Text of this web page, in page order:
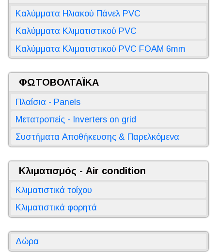
Καλύμματα Ηλιακού Πάνελ PVC
Καλύμματα Κλιματιστικού PVC
Καλύμματα Κλιματιστικού PVC FOAM 6mm
ΦΩΤΟΒΟΛΤΑΪΚΑ
Πλαίσια - Panels
Μετατροπείς - Inverters on grid
Συστήματα Αποθήκευσης & Παρελκόμενα
Κλιματισμός - Air condition
Κλιματιστικά τοίχου
Κλιματιστικά φορητά
Δώρα